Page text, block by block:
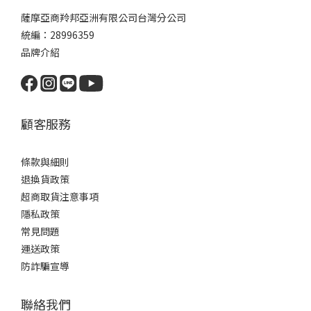
薩摩亞商羚邦亞洲有限公司台灣分公司
統編：28996359
品牌介紹
顧客服務
條款與細則
退換貨政策
超商取貨注意事項
隱私政策
常見問題
運送政策
防詐騙宣導
聯絡我們